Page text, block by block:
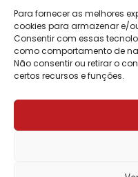
Para fornecer as melhores
cookies para armazenar e/
Consentir com essas
como comportamento de
Não consentir ou retirar o
certos recursos e funções.
© Copyright 2026